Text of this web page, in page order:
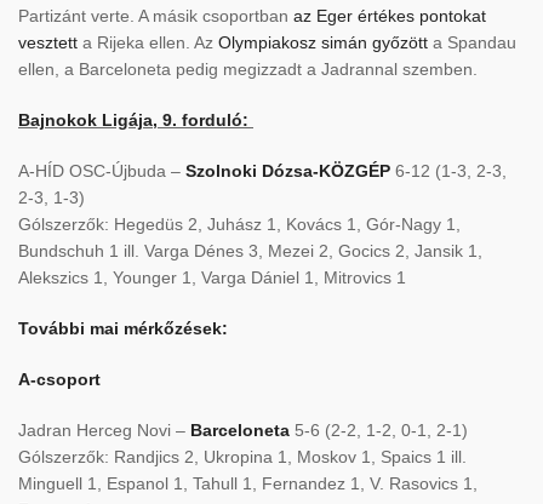
Partizánt verte. A másik csoportban az Eger értékes pontokat
vesztett a Rijeka ellen. Az Olympiakosz simán győzött a Spandau
ellen, a Barceloneta pedig megizzadt a Jadrannal szemben.
Bajnokok Ligája, 9. forduló:
A-HÍD OSC-Újbuda – Szolnoki Dózsa-KÖZGÉP 6-12 (1-3, 2-3,
2-3, 1-3)
Gólszerzők: Hegedüs 2, Juhász 1, Kovács 1, Gór-Nagy 1,
Bundschuh 1 ill. Varga Dénes 3, Mezei 2, Gocics 2, Jansik 1,
Alekszics 1, Younger 1, Varga Dániel 1, Mitrovics 1
További mai mérkőzések:
A-csoport
Jadran Herceg Novi – Barceloneta 5-6 (2-2, 1-2, 0-1, 2-1)
Gólszerzők: Randjics 2, Ukropina 1, Moskov 1, Spaics 1 ill.
Minguell 1, Espanol 1, Tahull 1, Fernandez 1, V. Rasovics 1,